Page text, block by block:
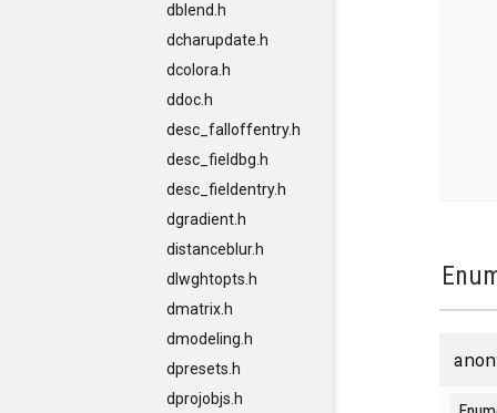
dblend.h
dcharupdate.h
dcolora.h
ddoc.h
desc_falloffentry.h
desc_fieldbg.h
desc_fieldentry.h
dgradient.h
distanceblur.h
dlwghtopts.h
dmatrix.h
dmodeling.h
dpresets.h
dprojobjs.h